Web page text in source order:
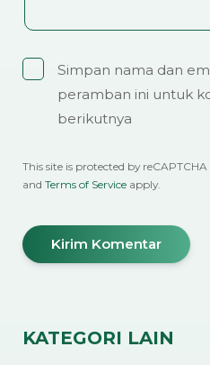
Simpan nama dan
peramban ini untuk
berikutnya
This site is protected by
and Terms of Service apply.
KATEGORI LAIN